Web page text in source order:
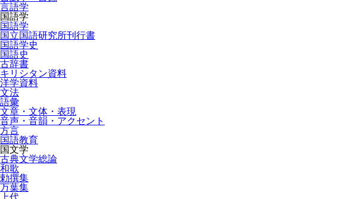
言語学
国語学
国語学
国立国語研究所刊行書
国語学史
国語史
古辞書
キリシタン資料
洋学資料
文法
語彙
文章・文体・表現
音声・音韻・アクセント
方言
国語教育
国文学
古典文学総論
和歌
勅撰集
万葉集
上代